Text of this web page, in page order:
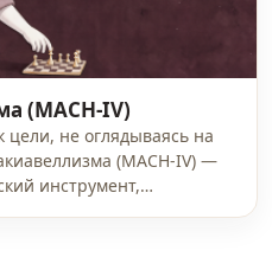
(MACH-IV)
цели, не оглядываясь на
(MACH-IV) —
инструмент,…